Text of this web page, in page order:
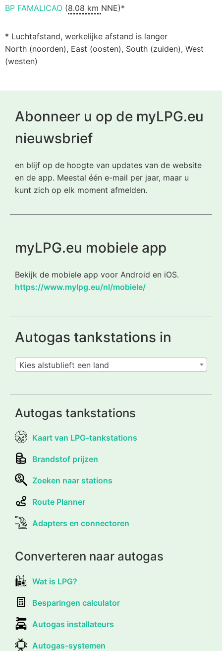
BP FAMALICAO (8.08 km NNE)*
* Luchtafstand, werkelijke afstand is langer
North (noorden), East (oosten), South (zuiden), West
(westen)
Abonneer u op de myLPG.eu
nieuwsbrief
en blijf op de hoogte van updates van de website
en de app. Meestal één e-mail per jaar, maar u
kunt zich op elk moment afmelden.
myLPG.eu mobiele app
Bekijk de mobiele app voor Android en iOS.
https://www.mylpg.eu/nl/mobiele/
Autogas tankstations in
Kies alstublieft een land
Autogas tankstations
Kaart van LPG-tankstations
Brandstof prijzen
Zoeken naar stations
Route Planner
Adapters en connectoren
Converteren naar autogas
Wat is LPG?
Besparingen calculator
Autogas installateurs
Autogas-systemen